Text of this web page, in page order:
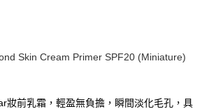
發貨後2-4個工作天送達
Skin Cream Primer SPF20 (Miniature)
妝前乳霜，輕盈無負擔，瞬間淡化毛孔，具